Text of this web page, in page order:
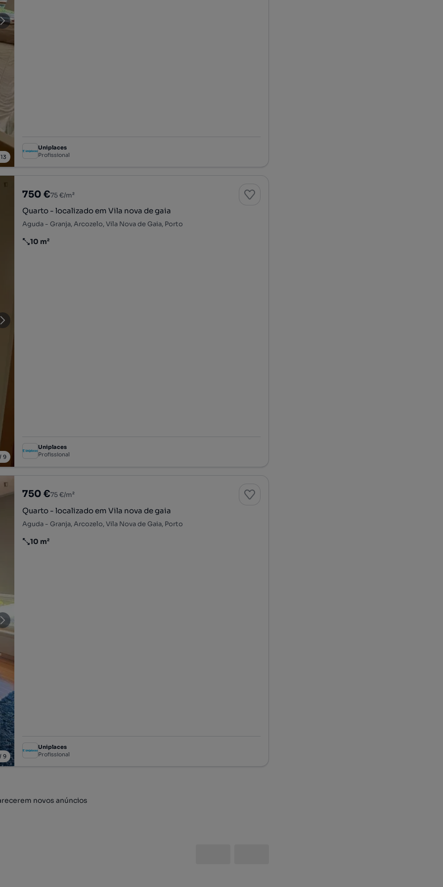
13
Uniplaces
Profissional
9
750 €75 €/m²
Quarto - localizado em Vila nova de gaia
Aguda - Granja, Arcozelo, Vila Nova de Gaia, Porto
Preço por metro quadrado
10 m²
Uniplaces
Profissional
9
750 €75 €/m²
Quarto - localizado em Vila nova de gaia
Aguda - Granja, Arcozelo, Vila Nova de Gaia, Porto
Preço por metro quadrado
10 m²
Uniplaces
Profissional
novos anúncios